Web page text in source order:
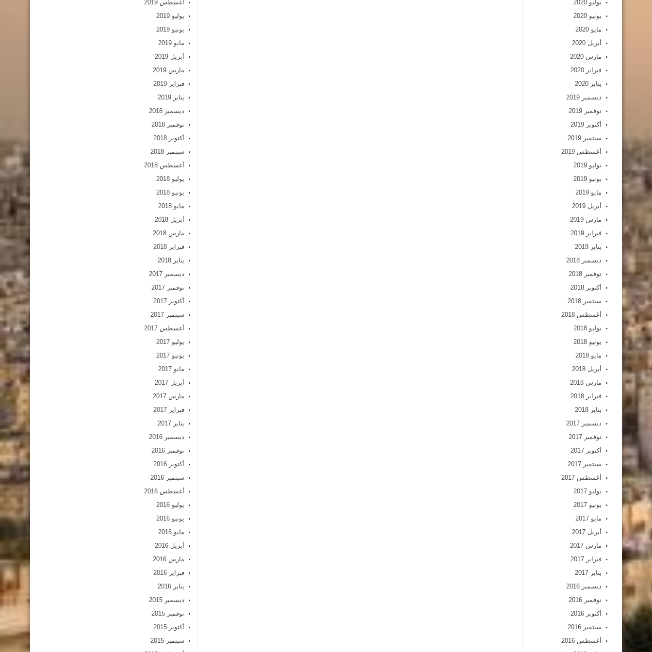
يوليو 2020
يونيو 2020
مايو 2020
أبريل 2020
مارس 2020
فبراير 2020
يناير 2020
ديسمبر 2019
نوفمبر 2019
أكتوبر 2019
سبتمبر 2019
أغسطس 2019
يوليو 2019
يونيو 2019
مايو 2019
أبريل 2019
مارس 2019
فبراير 2019
يناير 2019
ديسمبر 2018
نوفمبر 2018
أكتوبر 2018
سبتمبر 2018
أغسطس 2018
يوليو 2018
يونيو 2018
مايو 2018
أبريل 2018
مارس 2018
فبراير 2018
يناير 2018
ديسمبر 2017
نوفمبر 2017
أكتوبر 2017
سبتمبر 2017
أغسطس 2017
يوليو 2017
يونيو 2017
مايو 2017
أبريل 2017
مارس 2017
فبراير 2017
يناير 2017
ديسمبر 2016
نوفمبر 2016
أكتوبر 2016
سبتمبر 2016
أغسطس 2016
أغسطس 2019
يوليو 2019
يونيو 2019
مايو 2019
أبريل 2019
مارس 2019
فبراير 2019
يناير 2019
ديسمبر 2018
نوفمبر 2018
أكتوبر 2018
سبتمبر 2018
أغسطس 2018
يوليو 2018
يونيو 2018
مايو 2018
أبريل 2018
مارس 2018
فبراير 2018
يناير 2018
ديسمبر 2017
نوفمبر 2017
أكتوبر 2017
سبتمبر 2017
أغسطس 2017
يوليو 2017
يونيو 2017
مايو 2017
أبريل 2017
مارس 2017
فبراير 2017
يناير 2017
ديسمبر 2016
نوفمبر 2016
أكتوبر 2016
سبتمبر 2016
أغسطس 2016
يوليو 2016
يونيو 2016
مايو 2016
أبريل 2016
مارس 2016
فبراير 2016
يناير 2016
ديسمبر 2015
نوفمبر 2015
أكتوبر 2015
سبتمبر 2015